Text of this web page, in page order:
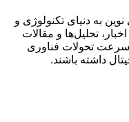
به دنیای تکنولوژی و
تحلیل‌ها و مقالات
تحولات فناوری
داشته باشند.